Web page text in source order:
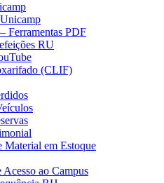
Ferramentas PDF
RU
(CLIF)
Material em Estoque
Acesso ao Campus